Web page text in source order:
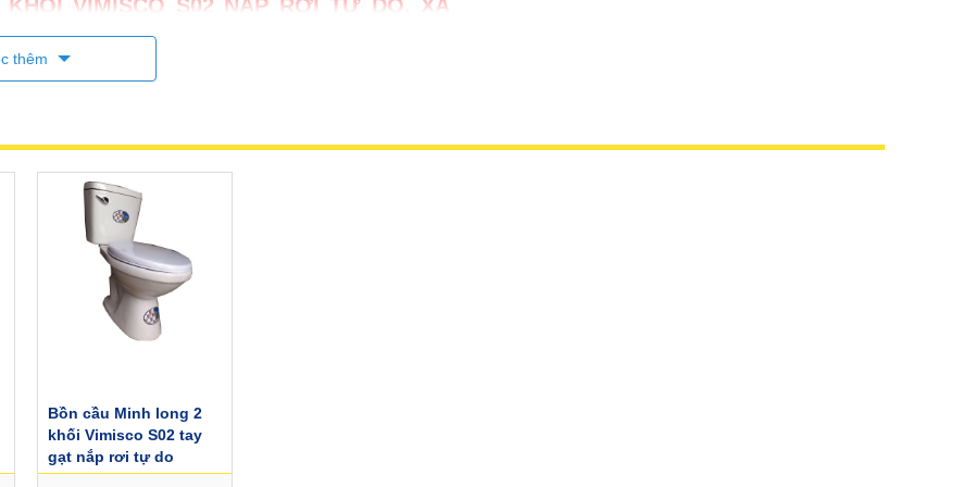
VIMISCO S02 NẮP RƠI TỰ DO, XẢ
do
tinh tế
thêm
Bồn cầu Minh long 2
khối Vimisco S02 tay
gạt nắp rơi tự do